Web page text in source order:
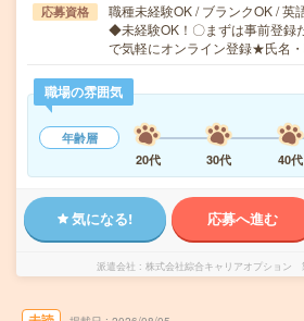
応募資格
職種未経験OK / ブランクOK / 英
◆未経験OK！〇まずは事前登録
で気軽にオンライン登録★氏名
職場の雰囲気
年齢層
20代
30代 40代
気になる! 応募へ進む
派遣会社 株式会社綜合キャリアオプション